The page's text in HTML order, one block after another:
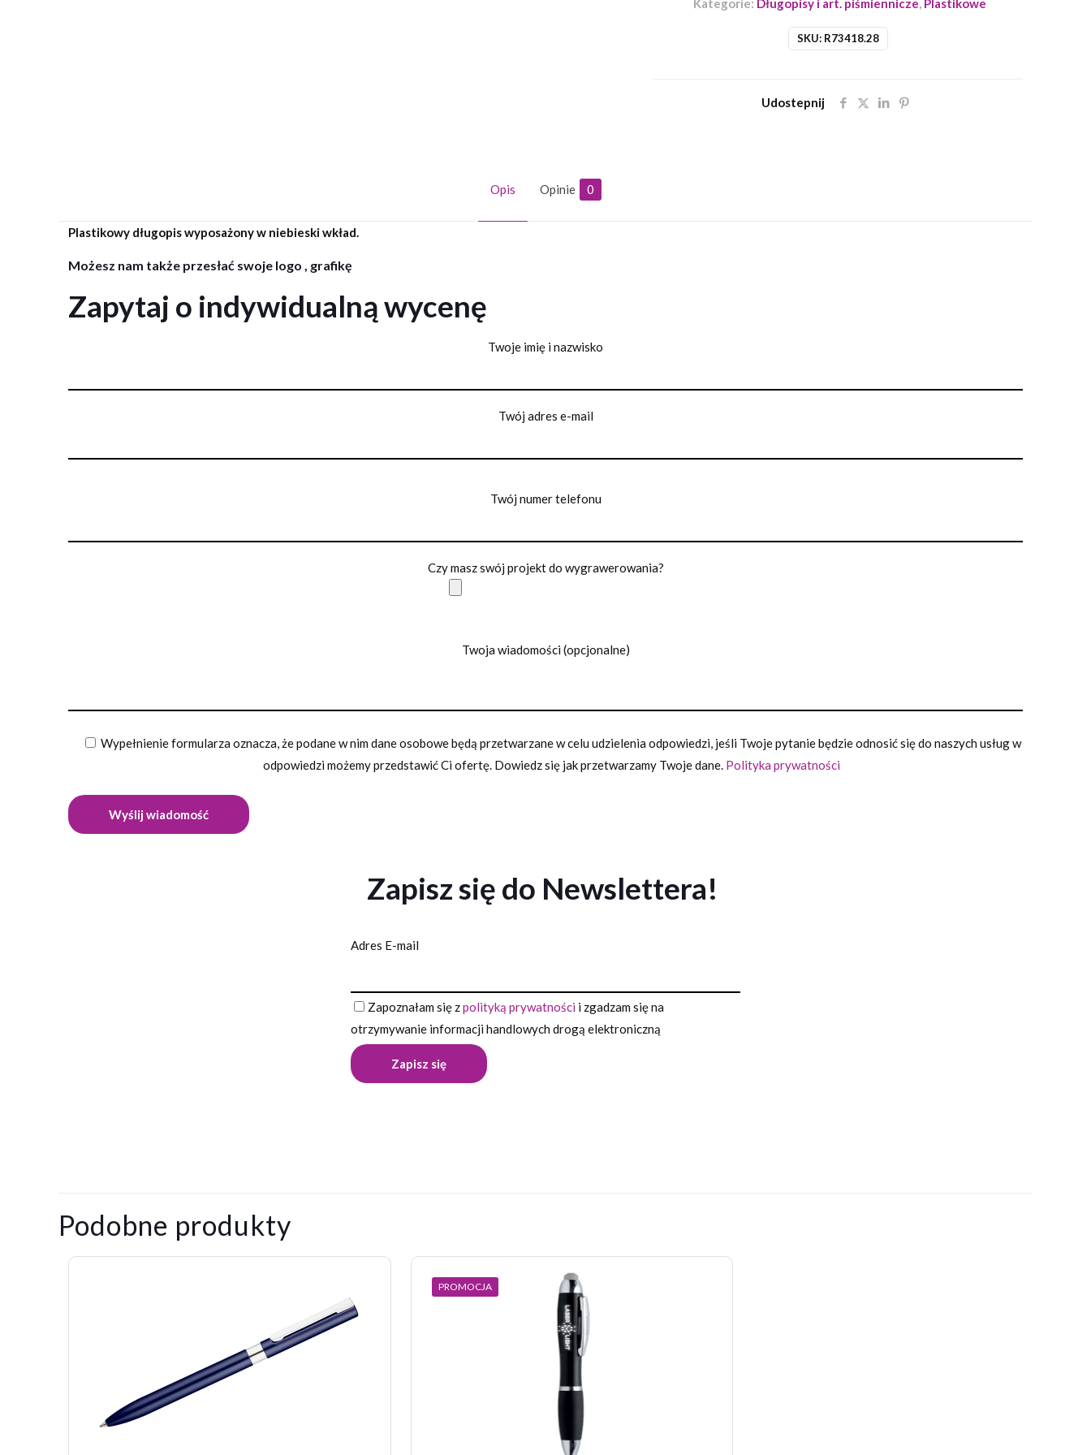
SKU: R73418.28
Kategorie: Długopisy i art. piśmiennicze, Plastikowe
Udostepnij
Opis Opinie 0
Plastikowy długopis wyposażony w niebieski wkład.
Możesz nam także przesłać swoje logo , grafikę
Zapytaj o indywidualną wycenę
Twoje imię i nazwisko
Twój adres e-mail
Twój numer telefonu
Czy masz swój projekt do wygrawerowania?
Twoja wiadomości (opcjonalne)
Wypełnienie formularza oznacza, że podane w nim dane osobowe będą przetwarzane w celu udzielenia odpowiedzi, jeśli Twoje pytanie będzie odnosić się do naszych usług w
odpowiedzi możemy przedstawić Ci ofertę. Dowiedz się jak przetwarzamy Twoje dane. Polityka prywatności
Zapisz się do Newslettera!
Adres E-mail
Zapoznałam się zpolityką prywatności i zgadzam się na
otrzymywanie informacji handlowych drogą elektroniczną
Twoja ocena*
1 z 5 gwiazdek 3 z 5 gwiazdek
Podobne produkty
PROMOCJA